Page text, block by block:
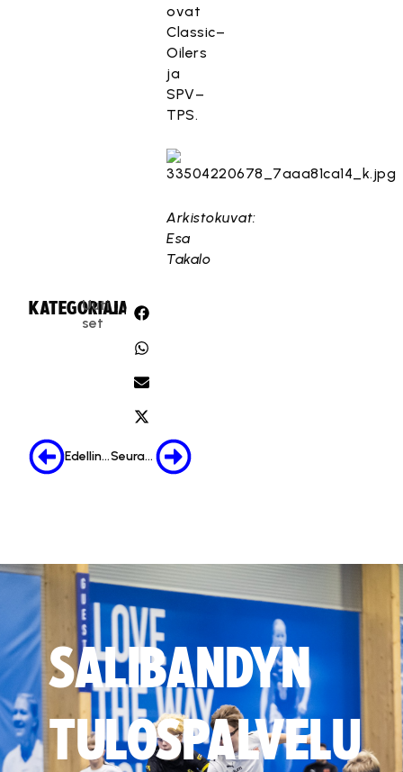
ovat
Classic–
Oilers
ja
SPV–
TPS.
Arkistokuvat:
Esa
Takalo
KATEGORIA:
Uuti
set
JAA:
Edellinen Seuraava
SALIBANDYN
TULOSPALVELU